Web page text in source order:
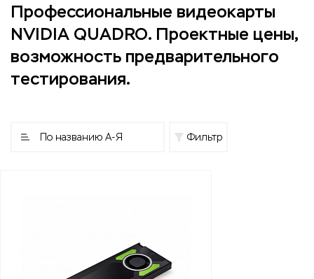
Профессиональные видеокарты
NVIDIA QUADRO. Проектные цены,
возможность предварительного
тестирования.
По названию А-Я Фильтр